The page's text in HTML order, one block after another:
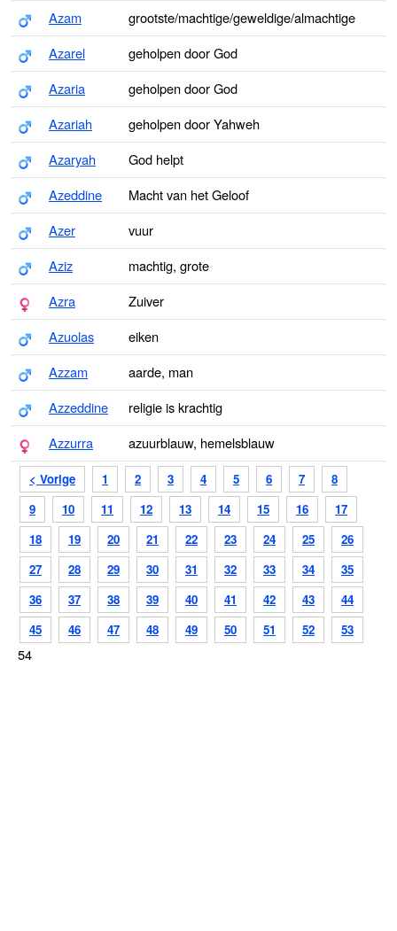
< Vorige 1 2 3 4 5 6 7
8
9
10 11 12 13 14 15 16
17
18
19 20 21 22 23 24 25
26
27
28 29 30 31 32 33 34
35
36
37 38 39 40 41 42 43
44
45
46 47 48 49 50 51 52 53
54
Azam
grootste/machtige/geweldige/almachtige
Azarel
geholpen door God
Azaria
geholpen door God
Azariah
geholpen door Yahweh
Azaryah
God helpt
Azeddine
Macht van het Geloof
Azer
vuur
Aziz
machtig, grote
Azra
Zuiver
Azuolas
eiken
Azzam
aarde, man
Azzeddine
religie is krachtig
Azzurra
azuurblauw, hemelsblauw